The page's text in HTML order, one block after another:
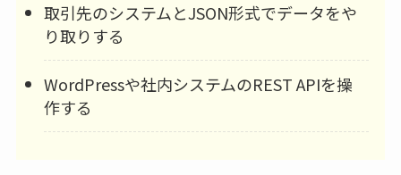
取引先のシステムとJSON形式でデータをや
り取りする
WordPressや社内システムのREST APIを操
作する